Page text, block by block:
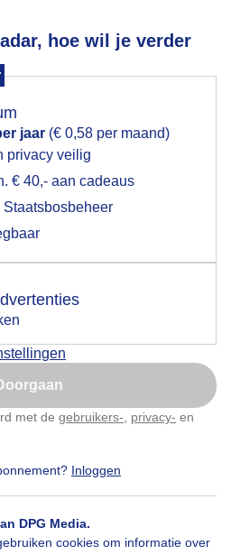
hoe wil je verder
jaar (€ 0,58 per maand)
privacy veilig
€ 40,- aan cadeaus
met de gebruikers- privacy- en
Inloggen
DPG Media.
cookies om informatie over
12-05-2025, 155x bekeken
Zomer Zon
gebruiken voor het
akkoord op hebt gegeven,
up uit je browser waarin
toon de popup
misschien later
dit aan te passen